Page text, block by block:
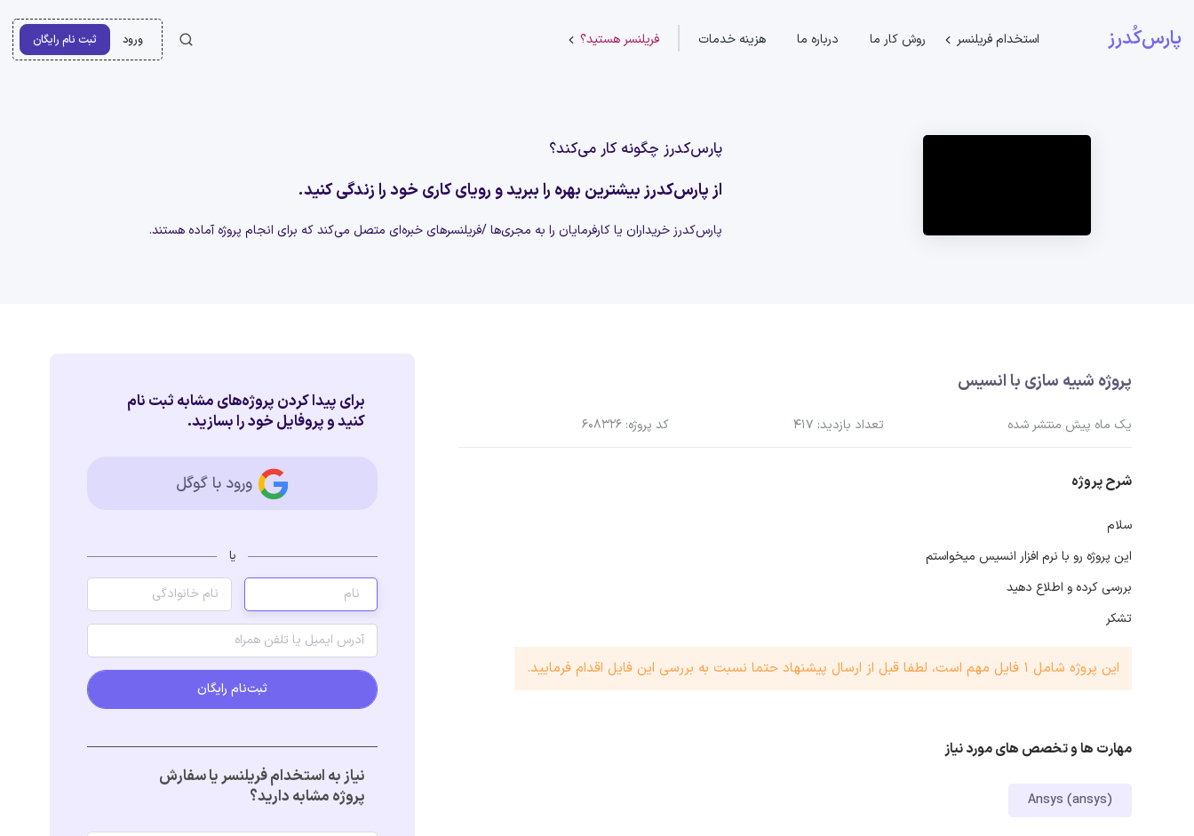
پارس‌کُدرز استخدام فریلنسر روش کار ما درباره ما هزینه خدمات فریلنسر هستید؟ ورود ثبت نام رایگان
پارس‌کدرز چگونه کار می‌کند؟
از پارس‌کدرز بیشترین بهره را ببرید و رویای کاری خود را زندگی کنید.
پارس‌کدرز خریداران یا کارفرمایان را به مجری‌ها /فریلنسرهای خبره‌ای متصل می‌کند که برای انجام پروژه آماده هستند.
پروژه شبیه سازی با انسیس
یک ماه پیش منتشر شده تعداد بازدید: 417 کد پروژه: 608326
شرح پروژه
سلام
این پروژه رو با نرم افزار انسیس میخواستم
بررسی کرده و اطلاع دهید
تشکر
این پروژه شامل 1 فایل مهم است، لطفا قبل از ارسال پیشنهاد حتما نسبت به بررسی این فایل اقدام فرمایید.
مهارت ها و تخصص های مورد نیاز
Ansys (ansys)
برای پیدا کردن پروژه‌های مشابه ثبت نام
کنید و پروفایل خود را بسازید.
ورود با گوگل
یا
ثبت‌نام رایگان
نیاز به استخدام فریلنسر یا سفارش
پروژه مشابه دارید؟